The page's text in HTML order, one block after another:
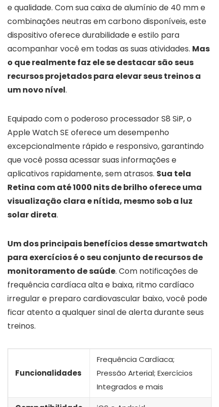
e qualidade. Com sua caixa de alumínio de 40 mm e
combinações neutras em carbono disponíveis, este
dispositivo oferece durabilidade e estilo para
acompanhar você em todas as suas atividades. Mas
o que realmente faz ele se destacar são seus
recursos projetados para elevar seus treinos a
um novo nível.
Equipado com o poderoso processador S8 SiP, o
Apple Watch SE oferece um desempenho
excepcionalmente rápido e responsivo, garantindo
que você possa acessar suas informações e
aplicativos rapidamente, sem atrasos. Sua tela
Retina com até 1000 nits de brilho oferece uma
visualização clara e nítida, mesmo sob a luz
solar direta.
Um dos principais benefícios desse smartwatch
para exercícios é o seu conjunto de recursos de
monitoramento de saúde. Com notificações de
frequência cardíaca alta e baixa, ritmo cardíaco
irregular e preparo cardiovascular baixo, você pode
ficar atento a qualquer sinal de alerta durante seus
treinos.
Funcionalidades
Frequência Cardíaca;
Pressão Arterial; Exercícios
Integrados e mais